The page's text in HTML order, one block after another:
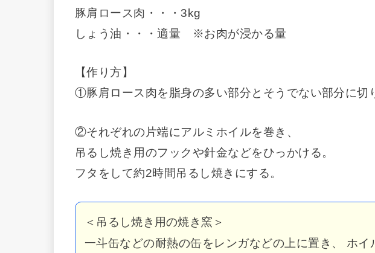
豚肩ロース肉・・・3kg
しょう油・・・適量 ※お肉が浸かる量
【作り方】
①豚肩ロース肉を脂身の多い部分とそうでない部分に切
②それぞれの片端にアルミホイルを巻き、
吊るし焼き用のフックや針金などをひっかける。
フタをして約2時間吊るし焼きにする。
＜吊るし焼き用の焼き窯＞
一斗缶などの耐熱の缶をレンガなどの上に置き、 ホイ